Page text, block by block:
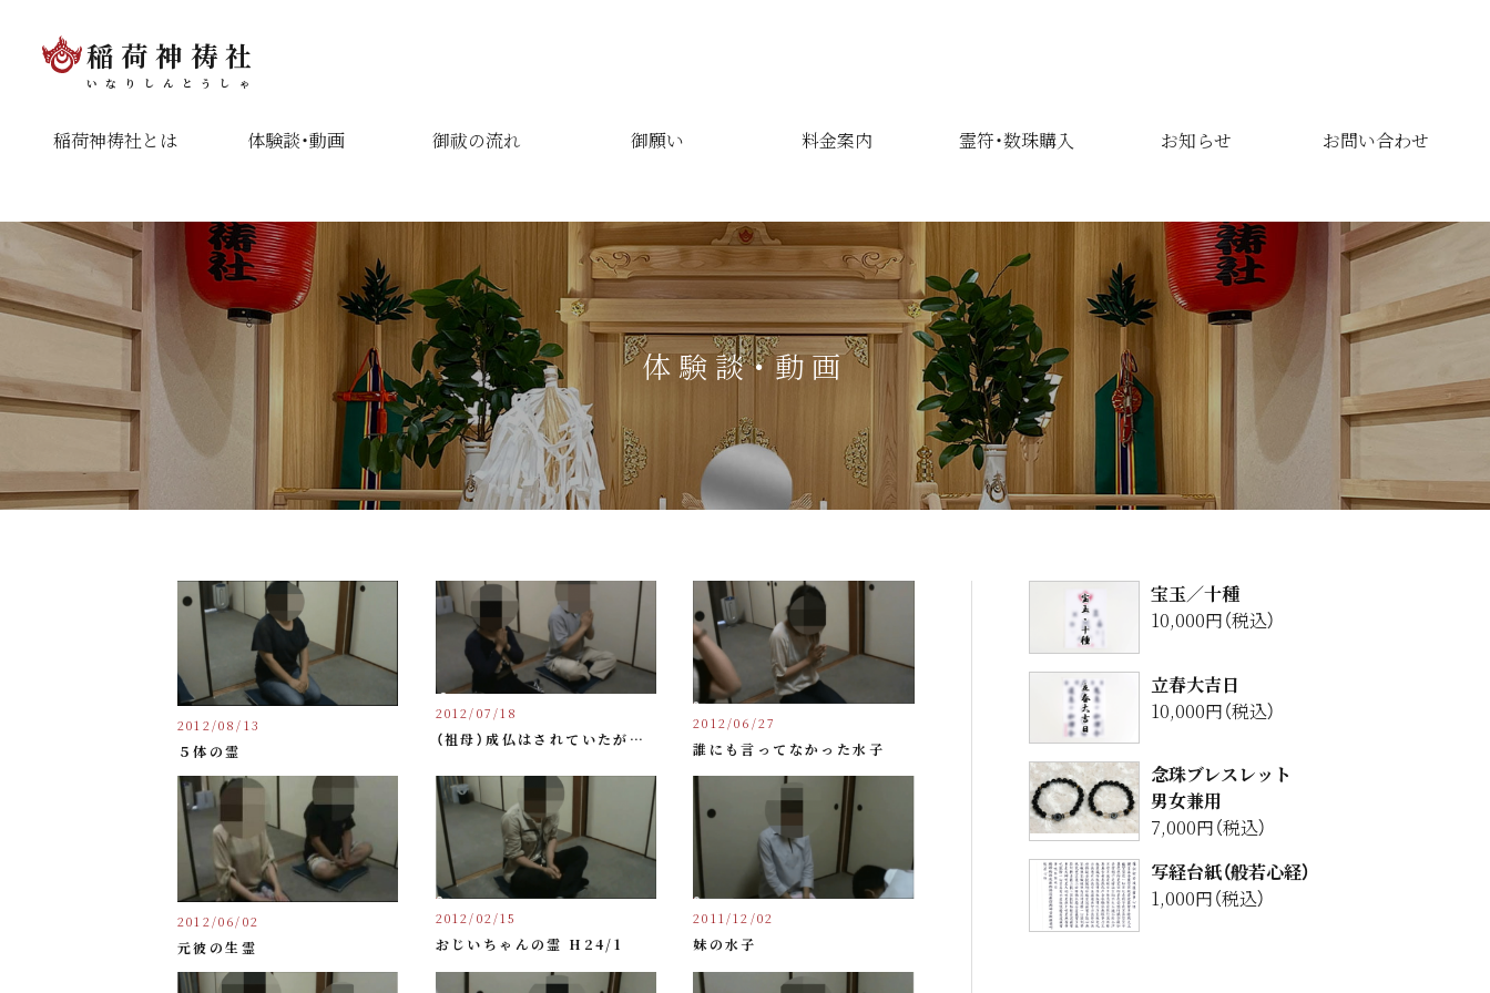
稲荷神祷社
いなりしんとうしゃ
稲荷神祷社とは 体験談・動画 御祓の流れ 御願い 料金案内 霊符・数珠購入 お知らせ お問い合わせ
体験談・動画
2012/08/13
５体の霊
2012/07/18
（祖母）成仏はされていたが…
2012/06/27
誰にも言ってなかった水子
2012/06/02
元彼の生霊
2012/02/15
おじいちゃんの霊 H24/1
2011/12/02
妹の水子
宝玉／十種
10,000円（税込）
立春大吉日
10,000円（税込）
念珠ブレスレット
男女兼用
7,000円（税込）
写経台紙（般若心経）
1,000円（税込）